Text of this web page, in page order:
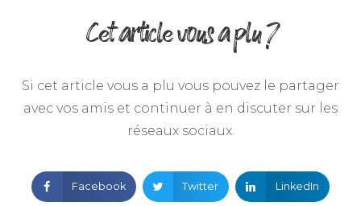
Cet article vous a plu ?
Si cet article vous a plu vous pouvez le partager
avec vos amis et continuer à en discuter sur les
réseaux sociaux.
Facebook Twitter LinkedIn